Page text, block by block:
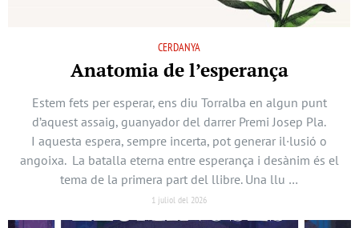
CERDANYA
Anatomia de l’esperança
Estem fets per esperar, ens diu Torralba en algun punt
d’aquest assaig, guanyador del darrer Premi Josep Pla.
I aquesta espera, sempre incerta, pot generar il·lusió o
angoixa. La batalla eterna entre esperança i desànim és el
tema de la primera part del llibre. Una llu …
1 juliol del 2026